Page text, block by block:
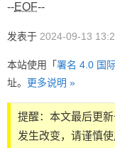
--EOF--
发表于 2024-09-13
本站使用「署名 4.0 国
址。 更多说明 »
提醒：本文最后更
发生改变，请谨慎使